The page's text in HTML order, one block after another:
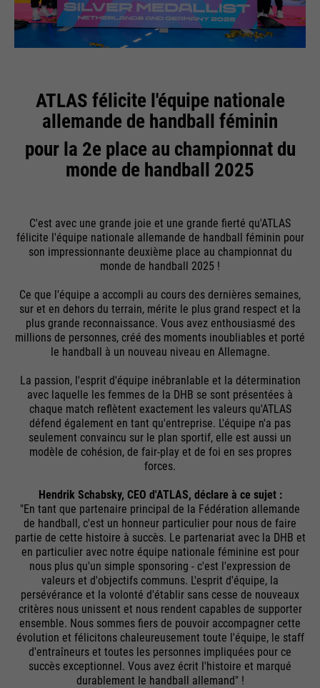
ATLAS félicite l'équipe nationale
allemande de handball féminin
pour la 2e place au championnat du
monde de handball 2025
C'est avec une grande joie et une grande fierté qu'ATLAS
félicite l'équipe nationale allemande de handball féminin pour
son impressionnante deuxième place au championnat du
monde de handball 2025 !
Ce que l'équipe a accompli au cours des dernières semaines,
sur et en dehors du terrain, mérite le plus grand respect et la
plus grande reconnaissance. Vous avez enthousiasmé des
millions de personnes, créé des moments inoubliables et porté
le handball à un nouveau niveau en Allemagne.
La passion, l'esprit d'équipe inébranlable et la détermination
avec laquelle les femmes de la DHB se sont présentées à
chaque match reflètent exactement les valeurs qu'ATLAS
défend également en tant qu'entreprise. L'équipe n'a pas
seulement convaincu sur le plan sportif, elle est aussi un
modèle de cohésion, de fair-play et de foi en ses propres
forces.
Hendrik Schabsky, CEO d'ATLAS, déclare à ce sujet :
"En tant que partenaire principal de la Fédération allemande
de handball, c'est un honneur particulier pour nous de faire
partie de cette histoire à succès. Le partenariat avec la DHB et
en particulier avec notre équipe nationale féminine est pour
nous plus qu'un simple sponsoring - c'est l'expression de
valeurs et d'objectifs communs. L'esprit d'équipe, la
persévérance et la volonté d'établir sans cesse de nouveaux
critères nous unissent et nous rendent capables de supporter
ensemble. Nous sommes fiers de pouvoir accompagner cette
évolution et félicitons chaleureusement toute l'équipe, le staff
d'entraîneurs et toutes les personnes impliquées pour ce
succès exceptionnel. Vous avez écrit l'histoire et marqué
durablement le handball allemand" !